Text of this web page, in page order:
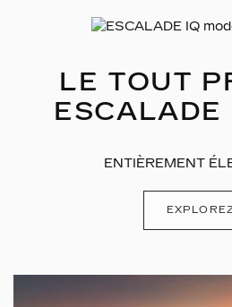
LE TOUT
ENTIÈREMENT